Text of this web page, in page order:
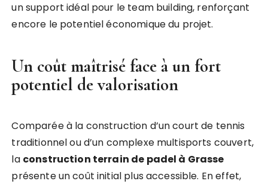
un support idéal pour le team building, renforçant
encore le potentiel économique du projet.
Un coût maîtrisé face à un fort
potentiel de valorisation
Comparée à la construction d’un court de tennis
traditionnel ou d’un complexe multisports couvert,
la construction terrain de padel à Grasse
présente un coût initial plus accessible. En effet,